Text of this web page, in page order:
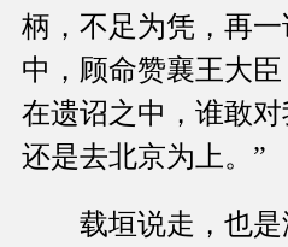
柄，不足为凭，再
中，顾命赞襄王大
在遗诏之中，谁敢
还是去北京为上。”
载垣说走，也